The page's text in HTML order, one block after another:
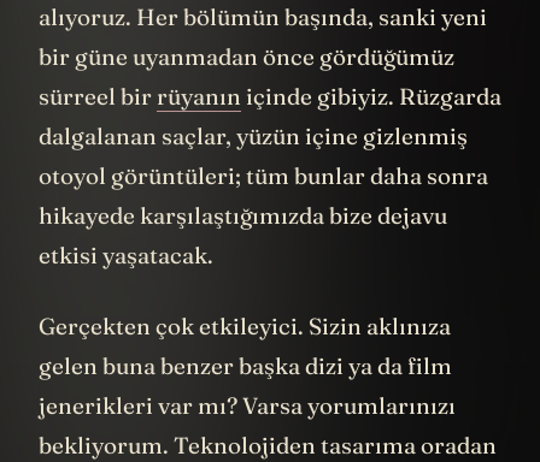
alıyoruz. Her bölümün başında, sanki yeni
bir güne uyanmadan önce gördüğümüz
sürreel bir rüyanın içinde gibiyiz. Rüzgarda
dalgalanan saçlar, yüzün içine gizlenmiş
otoyol görüntüleri; tüm bunlar daha sonra
hikayede karşılaştığımızda bize dejavu
etkisi yaşatacak.
Gerçekten çok etkileyici. Sizin aklınıza
gelen buna benzer başka dizi ya da film
jenerikleri var mı? Varsa yorumlarınızı
bekliyorum. Teknolojiden tasarıma oradan